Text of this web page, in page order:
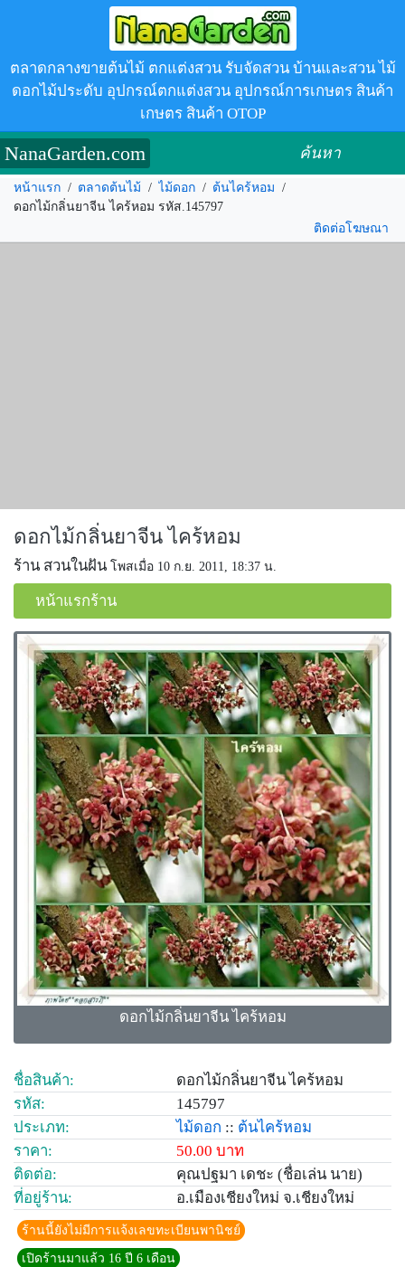
ตลาดกลางขายต้นไม้ ตกแต่งสวน รับจัดสวน บ้านและสวน ไม้
ดอกไม้ประดับ อุปกรณ์ตกแต่งสวน อุปกรณ์การเกษตร สินค้า
เกษตร สินค้า OTOP
NanaGarden.com ค้นหา
หน้าแรก / ตลาดต้นไม้ / ไม้ดอก / ต้นไคร้หอม /
ดอกไม้กลิ่นยาจีน ไคร้หอม รหัส.145797
ติดต่อโฆษณา
ดอกไม้กลิ่นยาจีน ไคร้หอม
ร้าน สวนในฝัน โพสเมื่อ 10 ก.ย. 2011, 18:37 น.
หน้าแรกร้าน
ดอกไม้กลิ่นยาจีน ไคร้หอม
ชื่อสินค้า:
ดอกไม้กลิ่นยาจีน ไคร้หอม
รหัส:
145797
ประเภท:
ไม้ดอก :: ต้นไคร้หอม
ราคา:
50.00 บาท
ติดต่อ:
คุณปฐมา เดชะ (ชื่อเล่น นาย)
ที่อยู่ร้าน:
อ.เมืองเชียงใหม่ จ.เชียงใหม่
ร้านนี้ยังไม่มีการแจ้งเลขทะเบียนพานิชย์
เปิดร้านมาแล้ว 16 ปี 6 เดือน